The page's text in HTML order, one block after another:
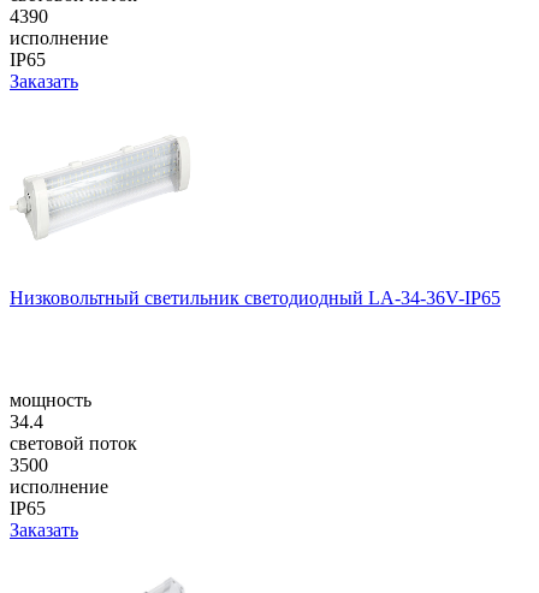
4390
исполнение
IP65
Заказать
Низковольтный светильник светодиодный LA-34-36V-IP65
мощность
34.4
световой поток
3500
исполнение
IP65
Заказать